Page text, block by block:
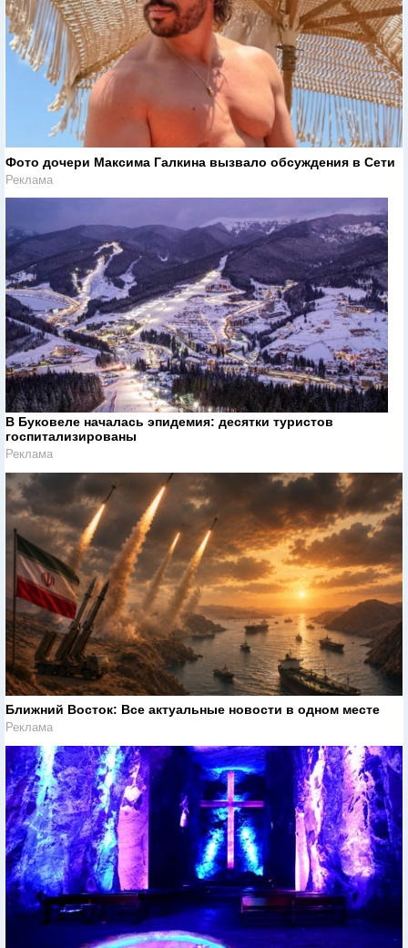
Фото дочери Максима Галкина вызвало обсуждения в Сети
Реклама
В Буковеле началась эпидемия: десятки туристов
госпитализированы
Реклама
Ближний Восток: Все актуальные новости в одном месте
Реклама